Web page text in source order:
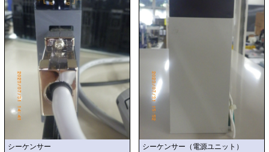
シーケンサー シーケンサー（電源ユニット）